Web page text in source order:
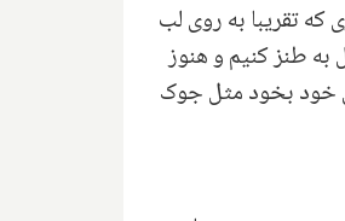
جوری که تقریبا به روی لب
طنز کنیم و هنوز
خود بخود مثل جوک